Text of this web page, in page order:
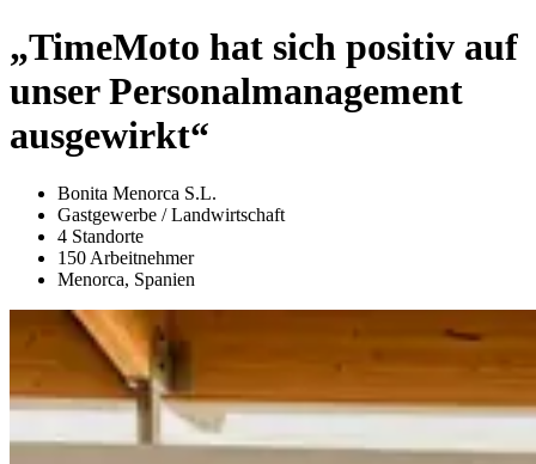
„TimeMoto hat sich positiv auf
unser Personalmanagement
ausgewirkt“
Bonita Menorca S.L.
Gastgewerbe / Landwirtschaft
4 Standorte
150 Arbeitnehmer
Menorca, Spanien